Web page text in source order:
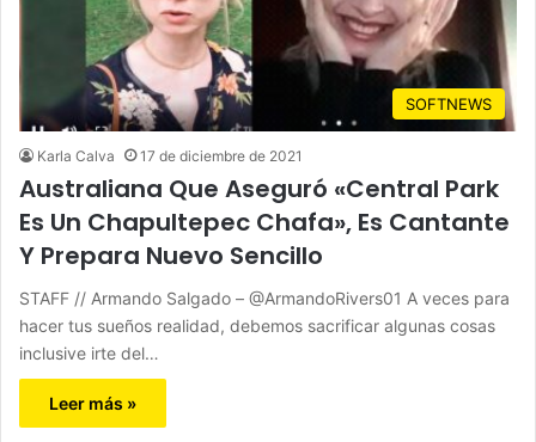
SOFTNEWS
Karla Calva 17 de diciembre de 2021
Australiana Que Aseguró «Central Park
Es Un Chapultepec Chafa», Es Cantante
Y Prepara Nuevo Sencillo
STAFF // Armando Salgado – @ArmandoRivers01 A veces para
hacer tus sueños realidad, debemos sacrificar algunas cosas
inclusive irte del…
Leer más »